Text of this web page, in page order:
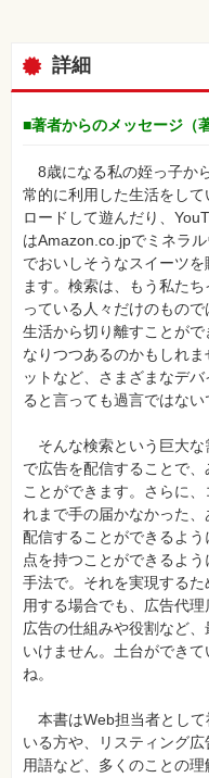
詳細
■著者からのメッセージ（
8歳になる私の姪っ子か
常的に利用した生活をし
ロードして遊んだり、
はAmazon.co.jpでミネラ
でおいしそうなスイーツ
ます。検索は、もう私た
っている人々だけのもの
生活から切り離すことが
なりつつあるのかもしれ
ットなど、さまざまなデ
ると言っても過言ではない
そんな検索という巨大な
で広告を配信することで
ことができます。さらに
れまで手の届かなかった
配信することができるよ
点を持つことができるよ
手法で。それを実現する
用する場合でも、広告代
広告の仕組みや役割など
いけません。土台ができ
ね。
本書はWeb担当者として
いる方や、リスティング
用語など、多くのことの